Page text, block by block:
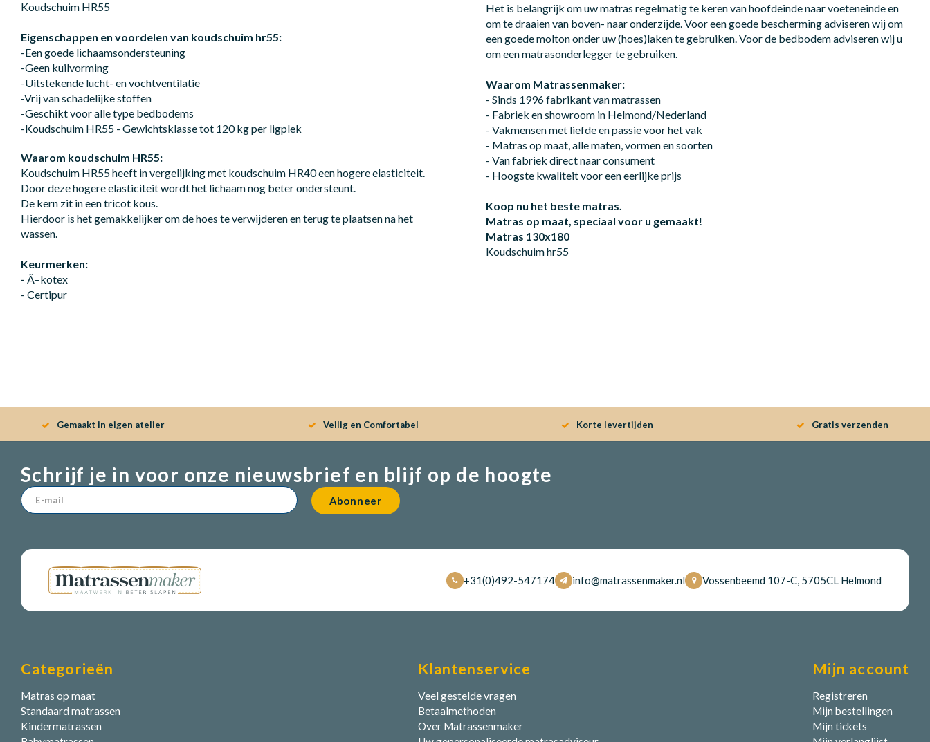
Eigenschappen en voordelen van koudschuim hr55:
-Een goede lichaamsondersteuning
-Geen kuilvorming
-Uitstekende lucht- en vochtventilatie
-Vrij van schadelijke stoffen
-Geschikt voor alle type bedbodems
-Koudschuim HR55 - Gewichtsklasse tot 120 kg per ligplek
Waarom koudschuim HR55:
Koudschuim HR55 heeft in vergelijking met koudschuim HR40 een hogere elasticiteit.
Door deze hogere elasticiteit wordt het lichaam nog beter ondersteunt.
De kern zit in een tricot kous.
Hierdoor is het gemakkelijker om de hoes te verwijderen en terug te plaatsen na het
wassen.
Keurmerken:
- Ã–kotex
- Certipur
Het is belangrijk om uw matras regelmatig te keren van hoofdeinde naar voeteneinde en
om te draaien van boven- naar onderzijde. Voor een goede bescherming adviseren wij om
een goede molton onder uw (hoes)laken te gebruiken. Voor de bedbodem adviseren wij u
om een matrasonderlegger te gebruiken.
Waarom Matrassenmaker:
- Sinds 1996 fabrikant van matrassen
- Fabriek en showroom in Helmond/Nederland
- Vakmensen met liefde en passie voor het vak
- Matras op maat, alle maten, vormen en soorten
- Van fabriek direct naar consument
- Hoogste kwaliteit voor een eerlijke prijs
Koop nu het beste matras.
Matras op maat, speciaal voor u gemaakt!
Matras 130x180
Koudschuim hr55
Gemaakt in eigen atelier Veilig en Comfortabel Korte levertijden Gratis verzenden
Schrijf je in voor onze nieuwsbrief en blijf op de hoogte
Abonneer
+31(0)492-547174 info@matrassenmaker.nl Vossenbeemd 107-C, 5705CL Helmond
Categorieën
Matras op maat
Standaard matrassen
Kindermatrassen
Klantenservice
Veel gestelde vragen
Betaalmethoden
Over Matrassenmaker
Mijn account
Registreren
Mijn bestellingen
Mijn tickets